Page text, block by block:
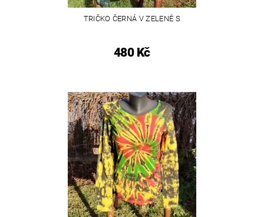
TRIČKO ČERNÁ V ZELENÉ S
480 Kč